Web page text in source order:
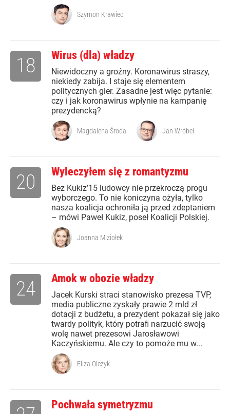
Szymon Krawiec
Wirus (dla) władzy
Niewidoczny a groźny. Koronawirus straszy,
niekiedy zabija. I staje się elementem
politycznych gier. Zasadne jest więc pytanie:
czy i jak koronawirus wpłynie na kampanię
prezydencką?
18
Magdalena Środa Jan Wróbel
Wyleczyłem się z romantyzmu
Bez Kukiz’15 ludowcy nie przekroczą progu
wyborczego. To nie koniczyna ożyła, tylko
nasza koalicja ochroniła ją przed zdeptaniem
– mówi Paweł Kukiz, poseł Koalicji Polskiej.
20
Joanna Miziołek
Amok w obozie władzy
Jacek Kurski straci stanowisko prezesa TVP,
media publiczne zyskały prawie 2 mld zł
dotacji z budżetu, a prezydent pokazał się jako
twardy polityk, który potraﬁ narzucić swoją
wolę nawet prezesowi Jarosławowi
Kaczyńskiemu. Ale czy to pomoże mu w...
24
Eliza Olczyk
Pochwała symetryzmu